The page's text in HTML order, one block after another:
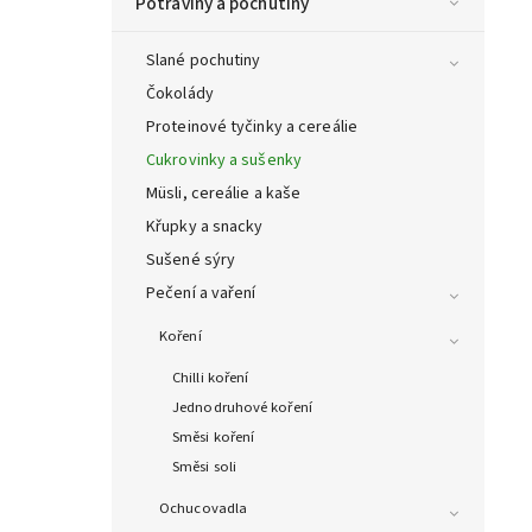
Slané pochutiny
Čokolády
Proteinové tyčinky a cereálie
Cukrovinky a sušenky
Müsli, cereálie a kaše
Křupky a snacky
Sušené sýry
Pečení a vaření
Koření
Chilli koření
Jednodruhové koření
Směsi koření
Směsi soli
Ochucovadla